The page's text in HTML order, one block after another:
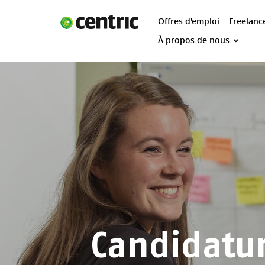
Offres d'emploi
À propos de nous
Offres d'emploi
Étudiants
Expertises
Centric et vous
À propos de nous